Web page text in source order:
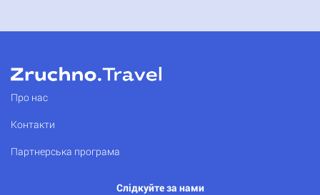
Про нас
Контакти
Партнерська програма
Слідкуйте за нами